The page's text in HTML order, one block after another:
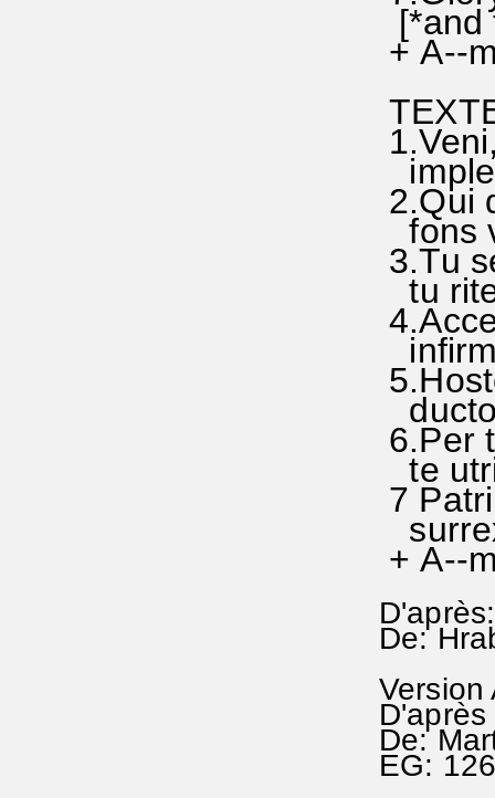
[*and
+ A--
2.Qui
fons
3.Tu
tu
6.Per
te
7
+ A--
De:
Version
De:
EG: